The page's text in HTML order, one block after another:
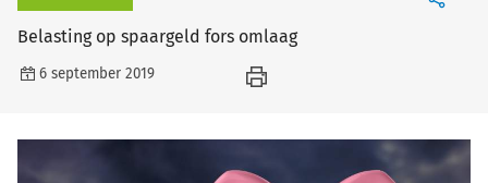
Belasting op spaargeld fors omlaag
6 september 2019